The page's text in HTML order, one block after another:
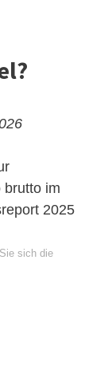
brutto im
2025
sich die